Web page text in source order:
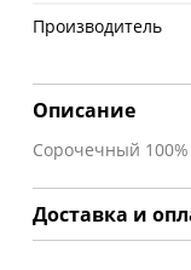
Производитель
Описание
Сорочечный 100%
Доставка и